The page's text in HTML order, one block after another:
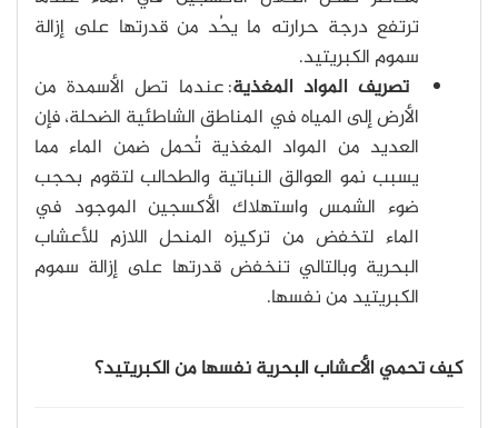
ترتفع درجة حرارته ما يحُد من قدرتها على إزالة
سموم الكبريتيد.
تصريف المواد المغذية: عندما تصل الأسمدة من
الأرض إلى المياه في المناطق الشاطئية الضحلة، فإن
العديد من المواد المغذية تُحمل ضمن الماء مما
يسبب نمو العوالق النباتية والطحالب لتقوم بحجب
ضوء الشمس واستهلاك الأكسجين الموجود في
الماء لتخفض من تركيزه المنحل اللازم للأعشاب
البحرية وبالتالي تنخفض قدرتها على إزالة سموم
الكبريتيد من نفسها.
كيف تحمي الأعشاب البحرية نفسها من الكبريتيد؟